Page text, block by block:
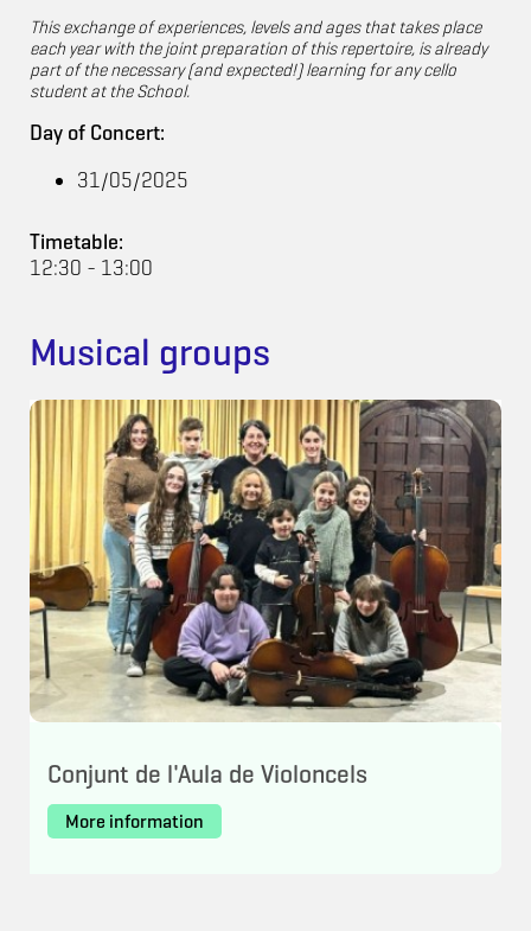
This exchange of experiences, levels and ages that takes place
each year with the joint preparation of this repertoire, is already
part of the necessary (and expected!) learning for any cello
student at the School.
Day of Concert:
31/05/2025
Timetable:
12:30 - 13:00
Musical groups
Conjunt de l'Aula de Violoncels
More information